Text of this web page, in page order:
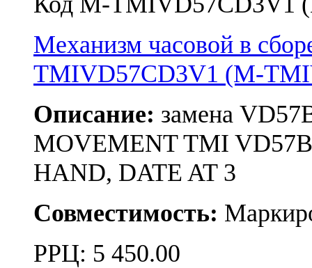
Механизм часовой в
TMIVD57CD3V1 (M-
Описание: замена
MOVEMENT TMI
HAND, DATE AT 3
Совместимость:
РРЦ: 5 450.00